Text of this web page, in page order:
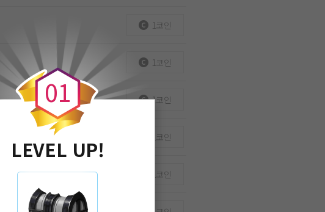
1코인
1코인
1코인
1코인
1코인
0
0
1
LEVEL UP!